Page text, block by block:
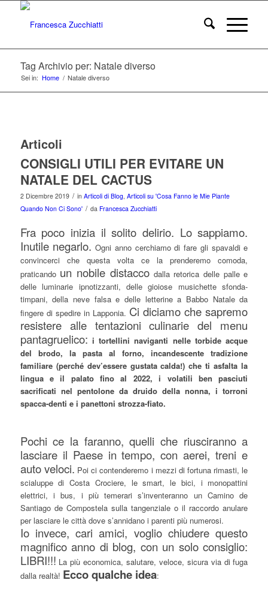
Tag Archivio per: Natale diverso
Sei in: Home / Natale diverso
Articoli
CONSIGLI UTILI PER EVITARE UN
NATALE DEL CACTUS
2 Dicembre 2019 / in Articoli di Blog, Articoli su 'Cosa Fanno le Mie Piante
Quando Non Ci Sono' / da Francesca Zucchiatti
Fra poco inizia il solito delirio. Lo sappiamo.
Inutile negarlo. Ogni anno cerchiamo di fare gli spavaldi e
convincerci che questa volta ce la prenderemo comoda,
praticando un nobile distaccodalla retorica delle palle e
delle luminarie ipnotizzanti, delle gioiose musichette sfonda-
timpani, della neve falsa e delle letterine a Babbo Natale da
fingere di spedire in Lapponia. Ci diciamo che sapremo
resistere alle tentazioni culinarie del menu
pantagruelico: i tortellini naviganti nelle torbide acque
del brodo, la pasta al forno, incandescente tradizione
familiare (perché dev’essere gustata calda!) che ti asfalta la
lingua e il palato fino al 2022, i volatili ben pasciuti
sacrificati nel pentolone da druido della nonna, i torroni
spacca-denti e i panettoni strozza-fiato.
Pochi ce la faranno, quelli che riusciranno a
lasciare il Paese in tempo, con aerei, treni e
auto veloci. Poi ci contenderemo i mezzi di fortuna rimasti, le
scialuppe di Costa Crociere, le smart, le bici, i monopattini
elettrici, i bus, i più temerari s’inventeranno un Camino de
Santiago de Compostela sulla tangenziale o il raccordo anulare
per lasciare le città dove s’annidano i parenti più numerosi.
Io invece, cari amici, voglio chiudere questo
magnifico anno di blog, con un solo consiglio:
LIBRI!!! La più economica, salutare, veloce, sicura via di fuga
dalla realtà! Ecco qualche idea: